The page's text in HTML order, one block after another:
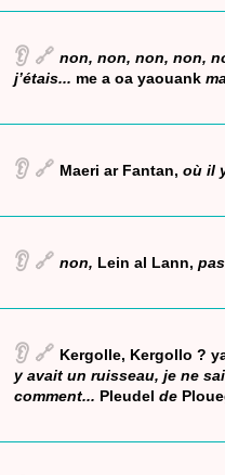
👂 🔗 non, non, non, non,
j’étais... me a oa yaouank
👂 🔗 Maeri ar Fantan, où il
👂 🔗 non, Lein al Lann, pas
👂 🔗 Kergolle, Kergollo ?
y avait un ruisseau, je ne
comment... Pleudel de